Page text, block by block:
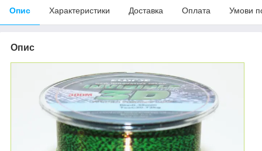
Опис Характеристики Доставка Оплата Умови
Опис